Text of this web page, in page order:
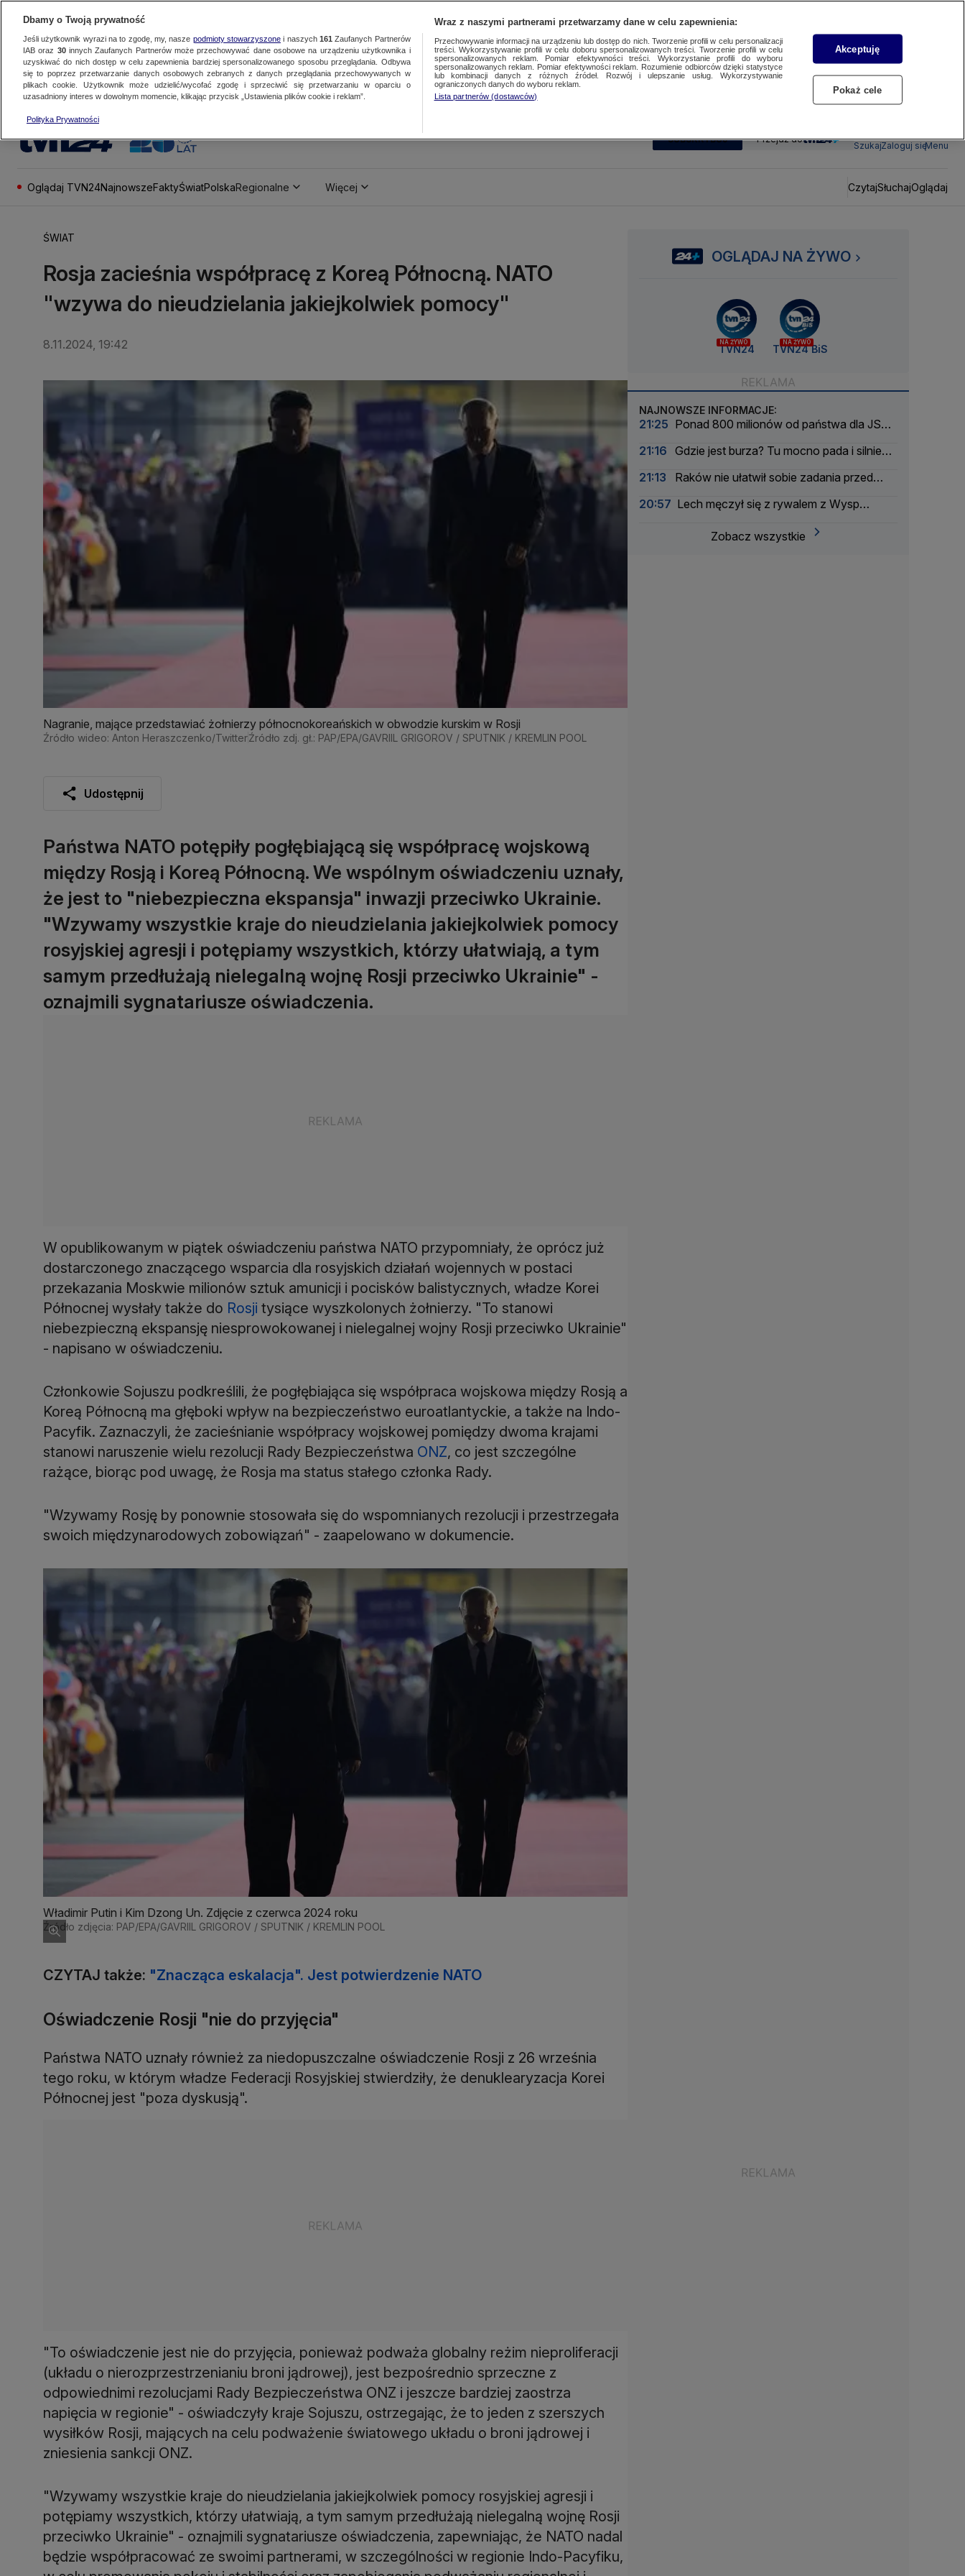
SUBSKRYBUJ Przejdź do
SzukajZaloguj sięMenu
Oglądaj TVN24NajnowszeFaktyŚwiatPolskaRegionalne Więcej CzytajSłuchajOglądaj
ŚWIAT
Rosja zacieśnia współpracę z Koreą Północną. NATO
"wzywa do nieudzielania jakiejkolwiek pomocy"
8.11.2024, 19:42
Nagranie, mające przedstawiać żołnierzy północnokoreańskich w obwodzie kurskim w Rosji
Źródło wideo: Anton Heraszczenko/TwitterŹródło zdj. gł.: PAP/EPA/GAVRIIL GRIGOROV / SPUTNIK / KREMLIN POOL
Udostępnij
Państwa NATO potępiły pogłębiającą się współpracę wojskową
między Rosją i Koreą Północną. We wspólnym oświadczeniu uznały,
że jest to "niebezpieczna ekspansja" inwazji przeciwko Ukrainie.
"Wzywamy wszystkie kraje do nieudzielania jakiejkolwiek pomocy
rosyjskiej agresji i potępiamy wszystkich, którzy ułatwiają, a tym
samym przedłużają nielegalną wojnę Rosji przeciwko Ukrainie" -
oznajmili sygnatariusze oświadczenia.
W opublikowanym w piątek oświadczeniu państwa NATO przypomniały, że oprócz już
dostarczonego znaczącego wsparcia dla rosyjskich działań wojennych w postaci
przekazania Moskwie milionów sztuk amunicji i pocisków balistycznych, władze Korei
Północnej wysłały także do Rosji tysiące wyszkolonych żołnierzy. "To stanowi
niebezpieczną ekspansję niesprowokowanej i nielegalnej wojny Rosji przeciwko Ukrainie"
- napisano w oświadczeniu.
Członkowie Sojuszu podkreślili, że pogłębiająca się współpraca wojskowa między Rosją a
Koreą Północną ma głęboki wpływ na bezpieczeństwo euroatlantyckie, a także na Indo-
Pacyfik. Zaznaczyli, że zacieśnianie współpracy wojskowej pomiędzy dwoma krajami
stanowi naruszenie wielu rezolucji Rady Bezpieczeństwa ONZ, co jest szczególne
rażące, biorąc pod uwagę, że Rosja ma status stałego członka Rady.
"Wzywamy Rosję by ponownie stosowała się do wspomnianych rezolucji i przestrzegała
swoich międzynarodowych zobowiązań" - zaapelowano w dokumencie.
Władimir Putin i Kim Dzong Un. Zdjęcie z czerwca 2024 roku
Źródło zdjęcia: PAP/EPA/GAVRIIL GRIGOROV / SPUTNIK / KREMLIN POOL
CZYTAJ także: "Znacząca eskalacja". Jest potwierdzenie NATO
Oświadczenie Rosji "nie do przyjęcia"
Państwa NATO uznały również za niedopuszczalne oświadczenie Rosji z 26 września
tego roku, w którym władze Federacji Rosyjskiej stwierdziły, że denuklearyzacja Korei
Północnej jest "poza dyskusją".
"To oświadczenie jest nie do przyjęcia, ponieważ podważa globalny reżim nieproliferacji
(układu o nierozprzestrzenianiu broni jądrowej), jest bezpośrednio sprzeczne z
odpowiednimi rezolucjami Rady Bezpieczeństwa ONZ i jeszcze bardziej zaostrza
napięcia w regionie" - oświadczyły kraje Sojuszu, ostrzegając, że to jeden z szerszych
wysiłków Rosji, mających na celu podważenie światowego układu o broni jądrowej i
zniesienia sankcji ONZ.
"Wzywamy wszystkie kraje do nieudzielania jakiejkolwiek pomocy rosyjskiej agresji i
potępiamy wszystkich, którzy ułatwiają, a tym samym przedłużają nielegalną wojnę Rosji
przeciwko Ukrainie" - oznajmili sygnatariusze oświadczenia, zapewniając, że NATO nadal
będzie współpracować ze swoimi partnerami, w szczególności w regionie Indo-Pacyfiku,
OGLĄDAJ NA ŻYWO
NA ŻYWO
TVN24
NA ŻYWO
TVN24 BiS
NAJNOWSZE INFORMACJE:
21:25 Ponad 800 milionów od państwa dla JSW.
21:16 Gdzie jest burza? Tu mocno pada i silnie
21:13
Raków nie ułatwił sobie zadania przed
20:57 Lech męczył się z rywalem z Wysp
Zobacz wszystkie
Dbamy o Twoją prywatność
Jeśli użytkownik wyrazi na to zgodę, my, nasze podmioty stowarzyszonei naszych 161 Zaufanych Partnerów
IAB oraz 30innych Zaufanych Partnerów może przechowywać dane osobowe na urządzeniu użytkownika i
uzyskiwać do nich dostęp w celu zapewnienia bardziej spersonalizowanego sposobu przeglądania. Odbywa
się to poprzez przetwarzanie danych osobowych zebranych z danych przeglądania przechowywanych w
plikach cookie. Użytkownik może udzielić/wycofać zgodę i sprzeciwić się przetwarzaniu w oparciu o
uzasadniony interes w dowolnym momencie, klikając przycisk „Ustawienia plików cookie i reklam”.
Polityka Prywatności
Wraz z naszymi partnerami przetwarzamy dane w celu zapewnienia:
Przechowywanie informacji na urządzeniu lub dostęp do nich. Tworzenie profili w celu personalizacji
treści. Wykorzystywanie profili w celu doboru spersonalizowanych treści. Tworzenie profili w celu
spersonalizowanych reklam. Pomiar efektywności treści. Wykorzystanie profili do wyboru
spersonalizowanych reklam. Pomiar efektywności reklam. Rozumienie odbiorców dzięki statystyce
lub kombinacji danych z różnych źródeł. Rozwój i ulepszanie usług. Wykorzystywanie
ograniczonych danych do wyboru reklam.
Lista partnerów (dostawców)
Akceptuję
Pokaż cele